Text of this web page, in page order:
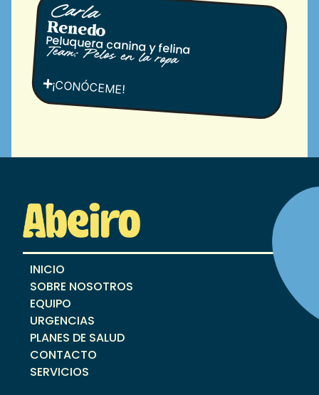
Carla
Renedo
Peluquera canina y felina
Team: Pelos en la ropa
¡CONÓCEME!
INICIO
SOBRE NOSOTROS
EQUIPO
URGENCIAS
PLANES DE SALUD
CONTACTO
SERVICIOS